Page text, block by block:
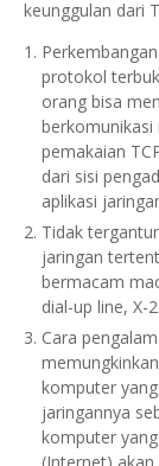
keunggulan dari
protokol
orang bisa
pemakaian
dari sisi
aplikasi
Tidak
jaringan
bermacam
dial-up line, X-
Cara
komputer
jaringannya
komputer